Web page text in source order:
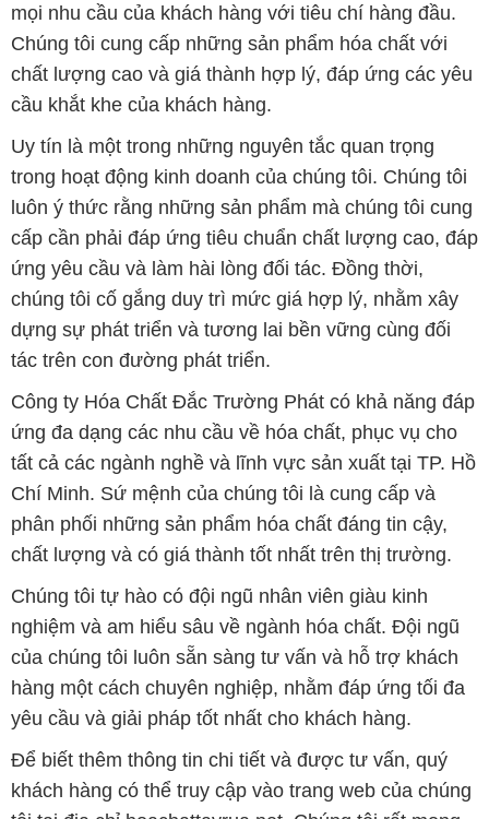
mọi nhu cầu của khách hàng với tiêu chí hàng đầu.
Chúng tôi cung cấp những sản phẩm hóa chất với
chất lượng cao và giá thành hợp lý, đáp ứng các yêu
cầu khắt khe của khách hàng.
Uy tín là một trong những nguyên tắc quan trọng
trong hoạt động kinh doanh của chúng tôi. Chúng tôi
luôn ý thức rằng những sản phẩm mà chúng tôi cung
cấp cần phải đáp ứng tiêu chuẩn chất lượng cao, đáp
ứng yêu cầu và làm hài lòng đối tác. Đồng thời,
chúng tôi cố gắng duy trì mức giá hợp lý, nhằm xây
dựng sự phát triển và tương lai bền vững cùng đối
tác trên con đường phát triển.
Công ty Hóa Chất Đắc Trường Phát có khả năng đáp
ứng đa dạng các nhu cầu về hóa chất, phục vụ cho
tất cả các ngành nghề và lĩnh vực sản xuất tại TP. Hồ
Chí Minh. Sứ mệnh của chúng tôi là cung cấp và
phân phối những sản phẩm hóa chất đáng tin cậy,
chất lượng và có giá thành tốt nhất trên thị trường.
Chúng tôi tự hào có đội ngũ nhân viên giàu kinh
nghiệm và am hiểu sâu về ngành hóa chất. Đội ngũ
của chúng tôi luôn sẵn sàng tư vấn và hỗ trợ khách
hàng một cách chuyên nghiệp, nhằm đáp ứng tối đa
yêu cầu và giải pháp tốt nhất cho khách hàng.
Để biết thêm thông tin chi tiết và được tư vấn, quý
khách hàng có thể truy cập vào trang web của chúng